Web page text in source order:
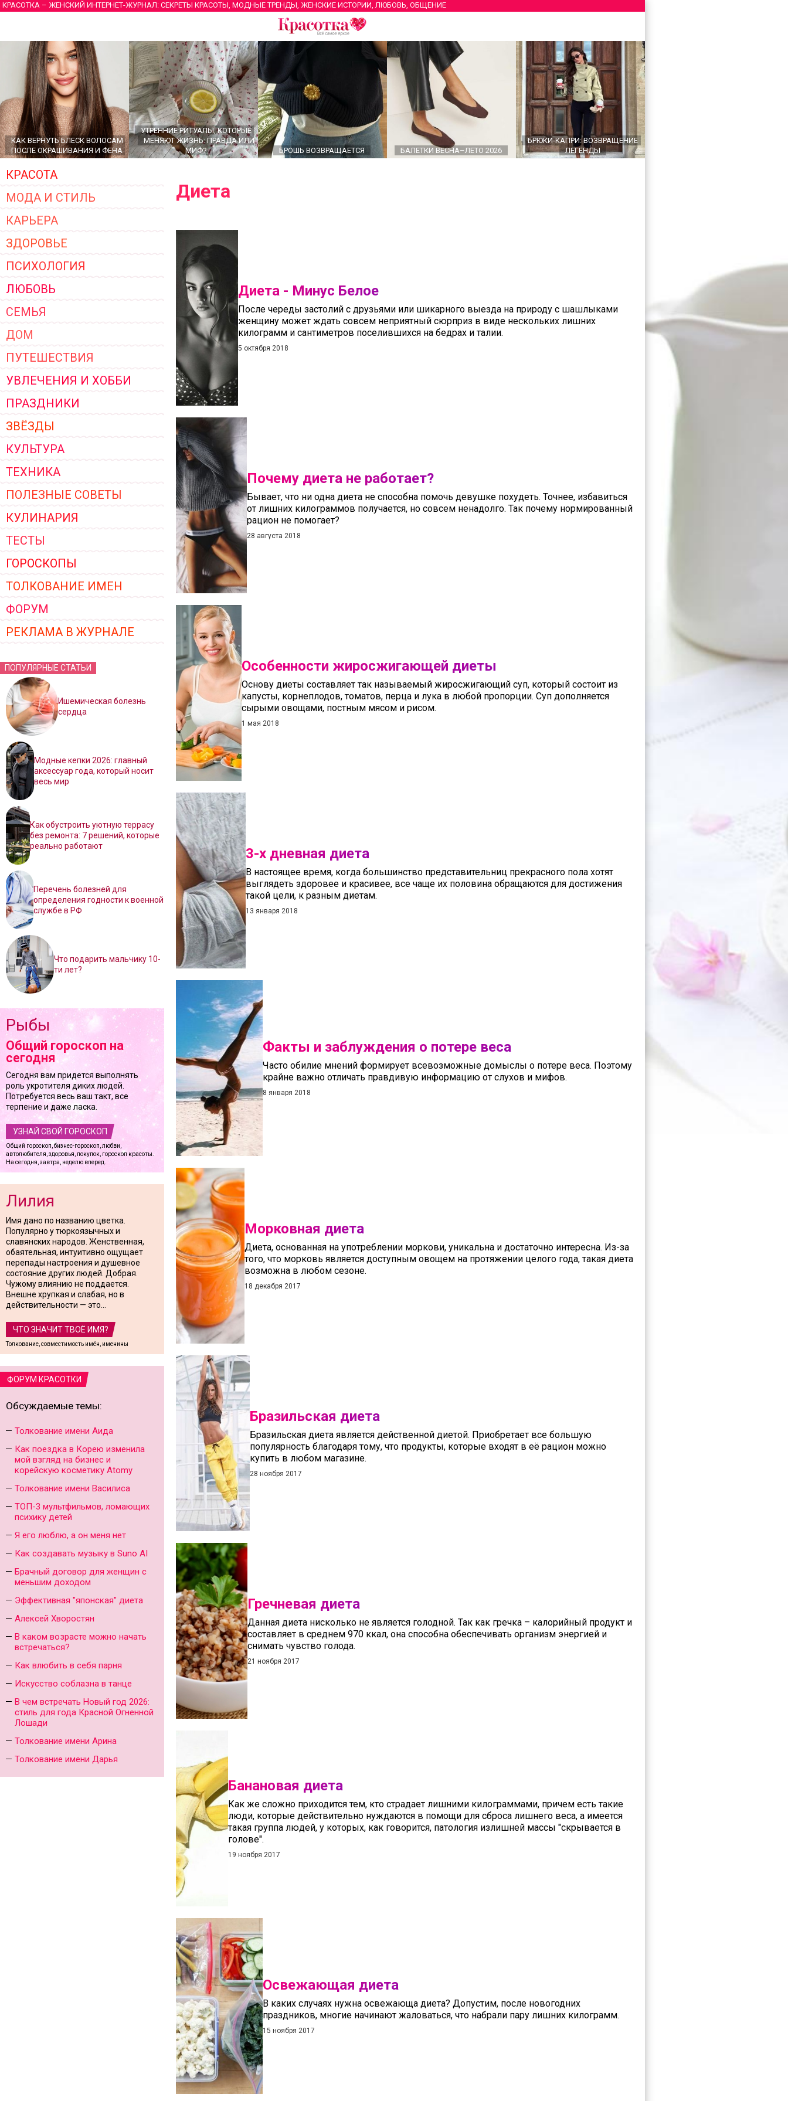
КРАСОТКА – ЖЕНСКИЙ ИНТЕРНЕТ-ЖУРНАЛ: СЕКРЕТЫ КРАСОТЫ, МОДНЫЕ ТРЕНДЫ, ЖЕНСКИЕ ИСТОРИИ, ЛЮБОВЬ, ОБЩЕНИЕ
КАК ВЕРНУТЬ БЛЕСК ВОЛОСАМ
ПОСЛЕ ОКРАШИВАНИЯ И ФЕНА
УТРЕННИЕ РИТУАЛЫ, КОТОРЫЕ
МЕНЯЮТ ЖИЗНЬ: ПРАВДА ИЛИ
МИФ?
БРОШЬ ВОЗВРАЩАЕТСЯ БАЛЕТКИ ВЕСНА–ЛЕТО 2026
БРЮКИ-КАПРИ: ВОЗВРАЩЕНИЕ
ЛЕГЕНДЫ
ГЛАВНЫЕ ТРЕНДЫ ВЕРХНЕЙ
ЖЕНСКОЙ ОДЕЖДЫ 2026
КРАСОТА
МОДА И СТИЛЬ
КАРЬЕРА
ЗДОРОВЬЕ
ПСИХОЛОГИЯ
ЛЮБОВЬ
СЕМЬЯ
ДОМ
ПУТЕШЕСТВИЯ
УВЛЕЧЕНИЯ И ХОББИ
ПРАЗДНИКИ
ЗВЁЗДЫ
КУЛЬТУРА
ТЕХНИКА
ПОЛЕЗНЫЕ СОВЕТЫ
КУЛИНАРИЯ
ТЕСТЫ
ГОРОСКОПЫ
ТОЛКОВАНИЕ ИМЕН
ФОРУМ
РЕКЛАМА В ЖУРНАЛЕ
ПОПУЛЯРНЫЕ СТАТЬИ
Ишемическая болезнь
сердца
Модные кепки 2026: главный
аксессуар года, который носит
весь мир
Как обустроить уютную террасу
без ремонта: 7 решений, которые
реально работают
Перечень болезней для
определения годности к военной
службе в РФ
Что подарить мальчику 10-
ти лет?
Рыбы
Общий гороскоп на
сегодня
Сегодня вам придется выполнять
роль укротителя диких людей.
Потребуется весь ваш такт, все
терпение и даже ласка.
УЗНАЙ СВОЙ ГОРОСКОП
Общий гороскоп, бизнес-гороскоп, любви,
автолюбителя, здоровья, покупок, гороскоп красоты.
На сегодня, завтра, неделю вперед.
Лилия
Имя дано по названию цветка.
Популярно у тюркоязычных и
славянских народов. Женственная,
обаятельная, интуитивно ощущает
перепады настроения и душевное
состояние других людей. Добрая.
Чужому влиянию не поддается.
Внешне хрупкая и слабая, но в
действительности — это...
ЧТО ЗНАЧИТ ТВОЁ ИМЯ?
Толкование, совместимость имён, именины
ФОРУМ КРАСОТКИ
Обсуждаемые темы:
Толкование имени Аида
Как поездка в Корею изменила
мой взгляд на бизнес и
корейскую косметику Atomy
Толкование имени Василиса
ТОП-3 мультфильмов, ломающих
психику детей
Я его люблю, а он меня нет
Как создавать музыку в Suno AI
Брачный договор для женщин с
меньшим доходом
Эффективная "японская" диета
Алексей Хворостян
В каком возрасте можно начать
встречаться?
Как влюбить в себя парня
Искусство соблазна в танце
В чем встречать Новый год 2026:
стиль для года Красной Огненной
Лошади
Толкование имени Арина
Толкование имени Дарья
Диета
Диета - Минус Белое
После череды застолий с друзьями или шикарного выезда на природу с шашлыками
женщину может ждать совсем неприятный сюрприз в виде нескольких лишних
килограмм и сантиметров поселившихся на бедрах и талии.
5 октября 2018
Почему диета не работает?
Бывает, что ни одна диета не способна помочь девушке похудеть. Точнее, избавиться
от лишних килограммов получается, но совсем ненадолго. Так почему нормированный
рацион не помогает?
28 августа 2018
Особенности жиросжигающей диеты
Основу диеты составляет так называемый жиросжигающий суп, который состоит из
капусты, корнеплодов, томатов, перца и лука в любой пропорции. Суп дополняется
сырыми овощами, постным мясом и рисом.
1 мая 2018
3-х дневная диета
В настоящее время, когда большинство представительниц прекрасного пола хотят
выглядеть здоровее и красивее, все чаще их половина обращаются для достижения
такой цели, к разным диетам.
13 января 2018
Факты и заблуждения о потере веса
Часто обилие мнений формирует всевозможные домыслы о потере веса. Поэтому
крайне важно отличать правдивую информацию от слухов и мифов.
8 января 2018
Морковная диета
Диета, основанная на употреблении моркови, уникальна и достаточно интересна. Из-за
того, что морковь является доступным овощем на протяжении целого года, такая диета
возможна в любом сезоне.
18 декабря 2017
Бразильская диета
Бразильская диета является действенной диетой. Приобретает все большую
популярность благодаря тому, что продукты, которые входят в её рацион можно
купить в любом магазине.
28 ноября 2017
Гречневая диета
Данная диета нисколько не является голодной. Так как гречка – калорийный продукт и
составляет в среднем 970 ккал, она способна обеспечивать организм энергией и
снимать чувство голода.
21 ноября 2017
Банановая диета
Как же сложно приходится тем, кто страдает лишними килограммами, причем есть такие
люди, которые действительно нуждаются в помощи для сброса лишнего веса, а имеется
такая группа людей, у которых, как говорится, патология излишней массы "скрывается в
голове".
19 ноября 2017
Освежающая диета
В каких случаях нужна освежающа диета? Допустим, после новогодних
праздников, многие начинают жаловаться, что набрали пару лишних килограмм.
15 ноября 2017